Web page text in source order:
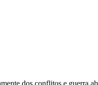
dos conflitos e guerra